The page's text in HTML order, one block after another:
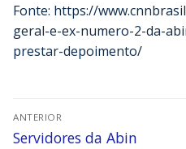
Fonte: https://
geral-e-ex-numero-2-da-
prestar-depoimento/
ANTERIOR
Servidores da Abin